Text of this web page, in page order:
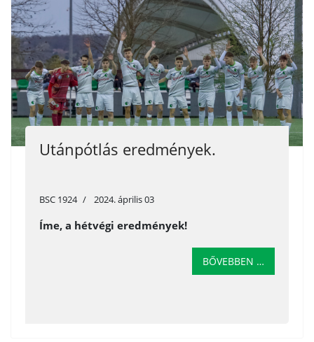
Utánpótlás eredmények.
BSC 1924 2024. április 03
Íme, a hétvégi eredmények!
BŐVEBBEN …